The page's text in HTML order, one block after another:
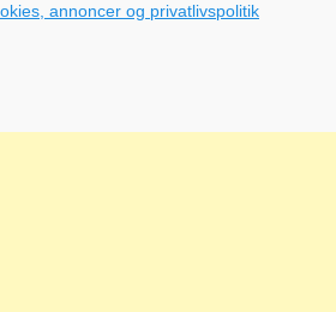
annoncer og privatlivspolitik